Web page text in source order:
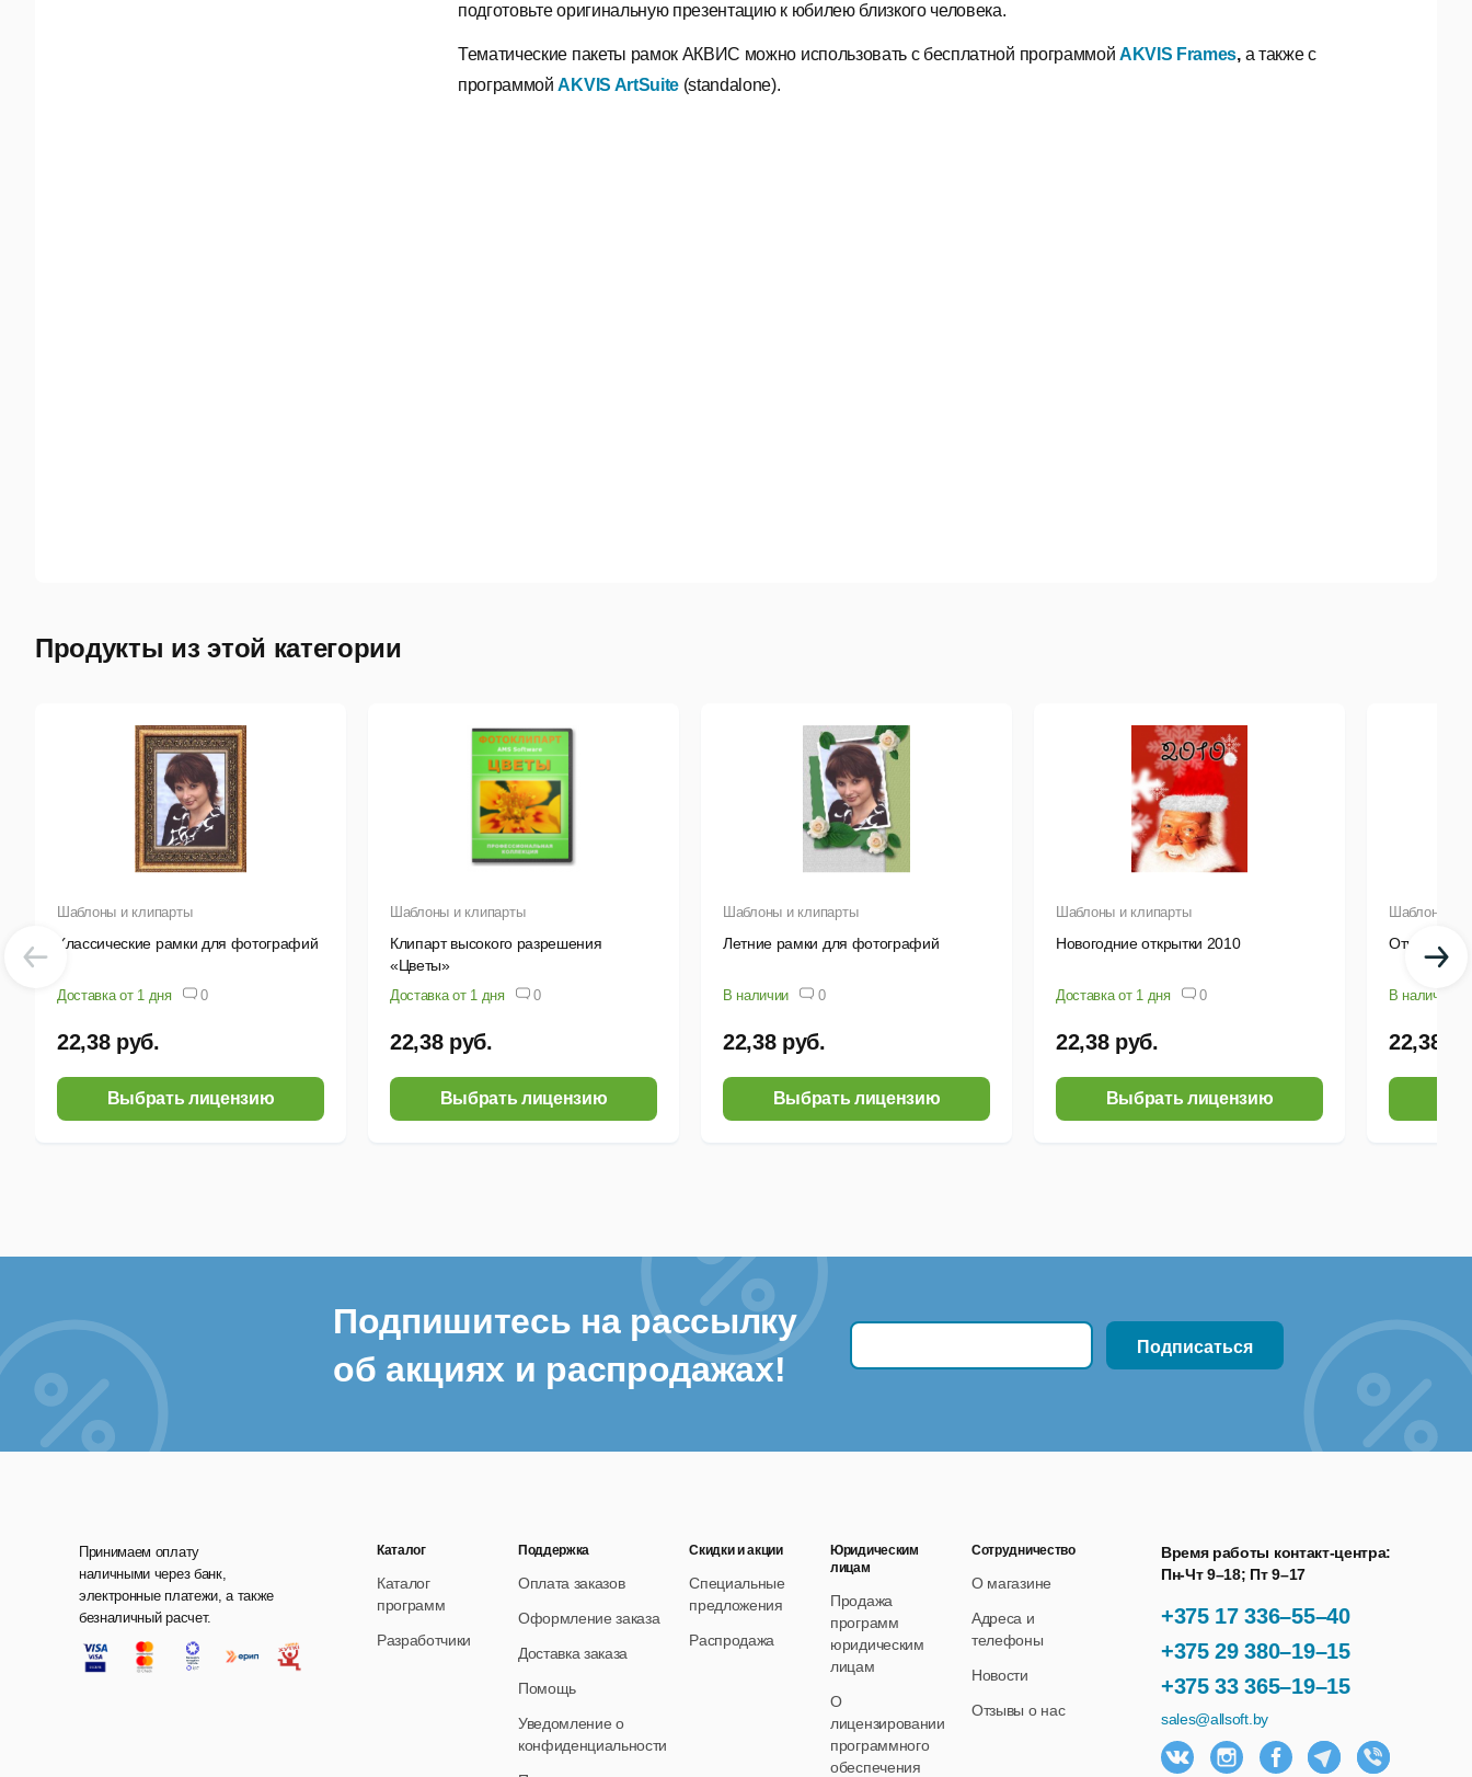
подготовьте оригинальную презентацию к юбилею близкого человека.
Тематические пакеты рамок АКВИС можно использовать с бесплатной программой AKVIS Frames, а также с
программойAKVIS ArtSuite (standalone).
Продукты из этой категории
Шаблоны и клипарты
Классические рамки для фотографий
Доставка от 1 дня 0
22,38 руб.
Выбрать лицензию
Шаблоны и клипарты
Клипарт высокого разрешения
«Цветы»
Доставка от 1 дня 0
22,38 руб.
Выбрать лицензию
Шаблоны и клипарты
Летние рамки для фотографий
В наличии 0
22,38 руб.
Выбрать лицензию
Шаблоны и клипарты
Новогодние открытки 2010
Доставка от 1 дня 0
22,38 руб.
Выбрать лицензию
Шаблоны и
Открытки с
В наличии
22,38
Подпишитесь на рассылку
об акциях и распродажах!
Принимаем оплату
наличными через банк,
электронные платежи, а также
безналичный расчет.
+375 17 336–55–40
+375 29 380–19–15
+375 33 365–19–15
Время работы контакт-центра:
Пн-Чт 9–18; Пт 9–17
sales@allsoft.by
Каталог
Каталог
программ
Разработчики
Поддержка
Оплата заказов
Оформление заказа
Доставка заказа
Помощь
Уведомление о
конфиденциальности
Скидки и акции
Специальные
предложения
Распродажа
Юридическим
лицам
Продажа
программ
юридическим
лицам
О
лицензировании
программного
обеспечения
Сотрудничество
О магазине
Адреса и
телефоны
Новости
Отзывы о нас